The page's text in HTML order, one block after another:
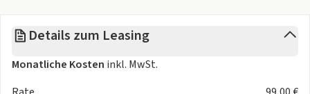
- Bordcomputer
INTERIEUR
- VirtualCockpit
Details zum Leasing
Monatliche Kosten inkl. MwSt.